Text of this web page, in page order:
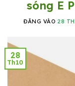
sóng E
ĐĂNG VÀO28
28
Th10